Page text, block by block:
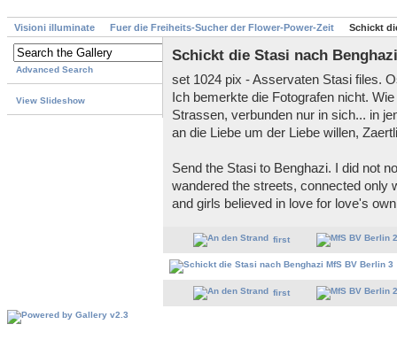
Visioni illuminate Fuer die Freiheits-Sucher der Flower-Power-Zeit Schickt
Advanced Search
View Slideshow
Schickt die Stasi nach
set 1024 pix - Asservaten Stasi files.
Ich bemerkte die Fotografen nicht.
Strassen, verbunden nur in sich... in
an die Liebe um der Liebe willen,
Send the Stasi to Benghazi. I did not
wandered the streets, connected only
and girls believed in love for love's
first
first